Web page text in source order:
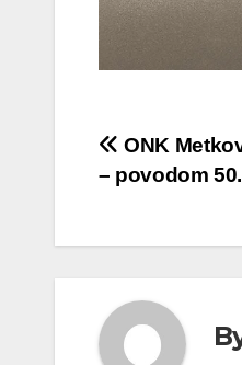
objava
ONK
– povodom